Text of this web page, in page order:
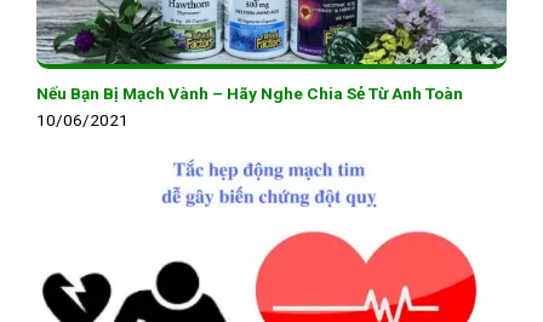
Nếu Bạn Bị Mạch Vành – Hãy Nghe Chia Sẻ Từ Anh Toàn
10/06/2021